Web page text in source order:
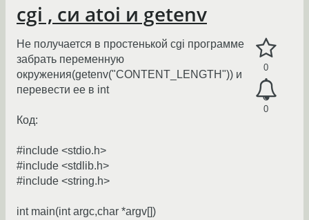
cgi , си atoi и getenv
0
0
Не получается в простенькой cgi программе
забрать переменную
окружения(getenv("CONTENT_LENGTH")) и
перевести ее в int
Код:
#include <stdio.h>
#include <stdlib.h>
#include <string.h>
int main(int argc,char *argv[])